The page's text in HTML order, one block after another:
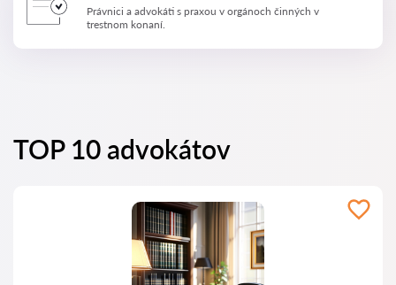
Právnici a advokáti s praxou v orgánoch činných v
trestnom konaní.
TOP 10 advokátov